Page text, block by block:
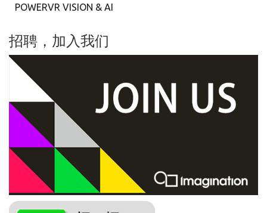
POWERVR VISION & AI
招聘，加入我们